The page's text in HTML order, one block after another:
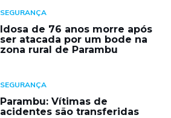
SEGURANÇA
Idosa de 76 anos morre após
ser atacada por um bode na
zona rural de Parambu
SEGURANÇA
Parambu: Vítimas de
acidentes são transferidas